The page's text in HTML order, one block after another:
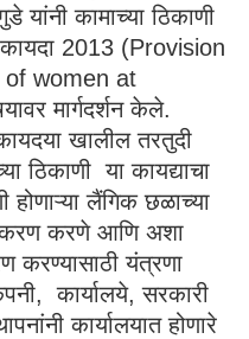
यांनी कामाच्या ठिकाणी
कायदा 2013 (Provision
women at
मार्गदर्शन केले.
खालील तरतुदी
ठिकाणी या कायद्याचा
होणाऱ्या लैंगिक छळाच्या
करणे आणि अशा
करण्यासाठी यंत्रणा
कार्यालये, सरकारी
कार्यालयात होणारे